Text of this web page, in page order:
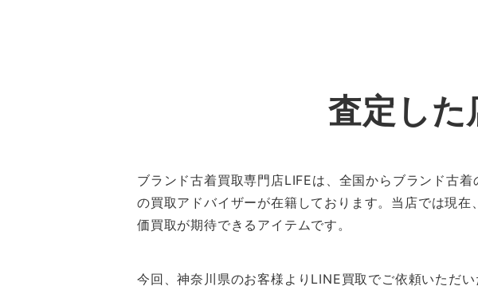
査定した
ブランド古着買取専門店LIFEは、全国からブランド古
の買取アドバイザーが在籍しております。当店では現在、
価買取が期待できるアイテムです。
今回、神奈川県のお客様よりLINE買取でご依頼いただ